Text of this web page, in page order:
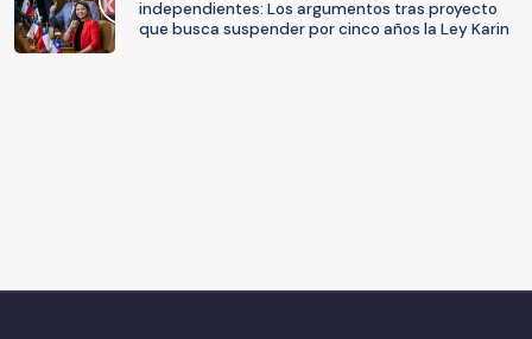
independientes: Los argumentos tras proyecto
que busca suspender por cinco años la Ley Karin